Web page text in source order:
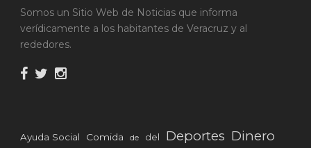
Somos un Sitio Web de Noticias que informa
verídicamente a los habitantes de Veracruz y al
rededores.
Ayuda Social Comida de del Deportes Dinero